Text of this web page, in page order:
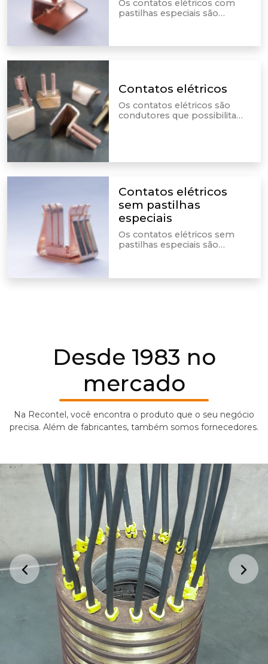
Os contatos elétricos com
pastilhas especiais são
Contatos elétricos
Os contatos elétricos são
condutores que possibilitam
Contatos elétricos
sem pastilhas
especiais
Os contatos elétricos sem
pastilhas especiais são
Desde 1983 no
mercado
Na Recontel, você encontra o produto que o seu negócio
precisa. Além de fabricantes, também somos fornecedores.